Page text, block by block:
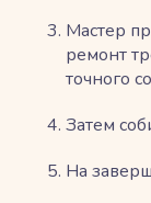
Мастер
ремонт
точного
Затем
На